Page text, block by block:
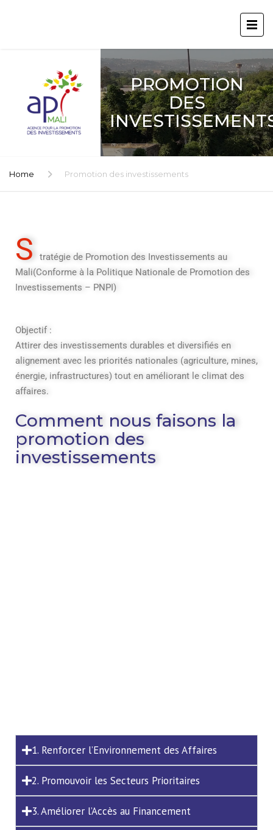
PROMOTION
DES
Home Promotion des investissements
S
tratégie de Promotion des Investissements au
Mali(Conforme à la Politique Nationale de Promotion des
Investissements – PNPI)
Objectif :
Attirer des investissements durables et diversifiés en
alignement avec les priorités nationales (agriculture, mines,
énergie, infrastructures) tout en améliorant le climat des
affaires.
Comment nous faisons la
promotion des
investissements
1. Renforcer l’Environnement des Affaires
2. Promouvoir les Secteurs Prioritaires
3. Améliorer l’Accès au Financement